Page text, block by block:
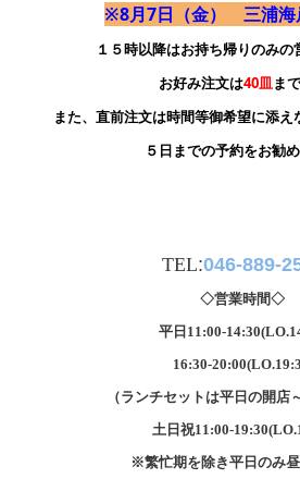
お持ち帰り写真
※8月7日（金） 三浦海
１５時以降はお持ち帰りのみの
お好み注文は40皿ま
また、直前注文は時間等御希望に添
５日までの予約をお勧
TEL:046-889-
◇営業時間◇
平日11:00-
16:30-
（ランチセットは平日の開店
土日祝11:00-
※繁忙期を除き平日のみ